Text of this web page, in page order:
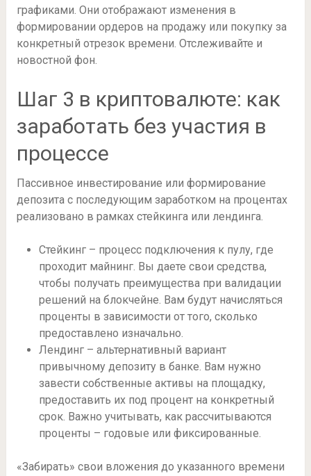
графиками. Они отображают изменения в
формировании ордеров на продажу или покупку за
конкретный отрезок времени. Отслеживайте и
новостной фон.
Шаг 3 в криптовалюте: как
заработать без участия в
процессе
Пассивное инвестирование или формирование
депозита с последующим заработком на процентах
реализовано в рамках стейкинга или лендинга.
Стейкинг – процесс подключения к пулу, где
проходит майнинг. Вы даете свои средства,
чтобы получать преимущества при валидации
решений на блокчейне. Вам будут начисляться
проценты в зависимости от того, сколько
предоставлено изначально.
Лендинг – альтернативный вариант
привычному депозиту в банке. Вам нужно
завести собственные активы на площадку,
предоставить их под процент на конкретный
срок. Важно учитывать, как рассчитываются
проценты – годовые или фиксированные.
«Забирать» свои вложения до указанного времени